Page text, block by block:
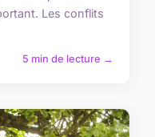
Les conflits
5 min de lecture →